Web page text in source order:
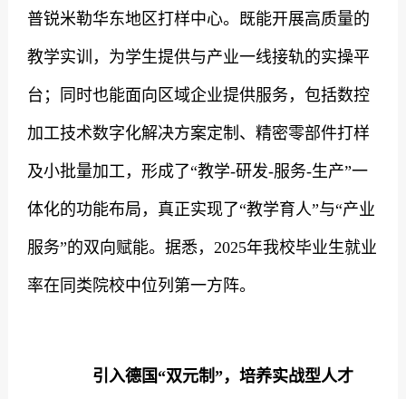
普锐米勒华东地区打样中心。既能开展高质量的
教学实训，为学生提供与产业一线接轨的实操平
台；同时也能面向区域企业提供服务，包括数控
加工技术数字化解决方案定制、精密零部件打样
及小批量加工，形成了“教学-研发-服务-生产”一
体化的功能布局，真正实现了“教学育人”与“产业
服务”的双向赋能。据悉，2025年我校毕业生就业
率在同类院校中位列第一方阵。
引入德国“双元制”，培养实战型人才